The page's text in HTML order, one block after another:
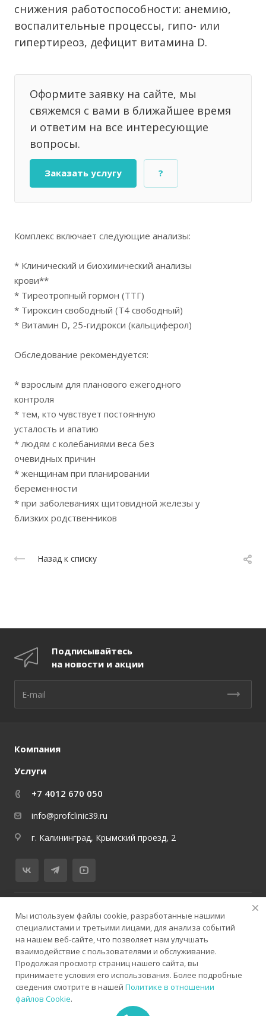
снижения работоспособности: анемию,
воспалительные процессы, гипо- или
гипертиреоз, дефицит витамина D.
Оформите заявку на сайте, мы
свяжемся с вами в ближайшее время
и ответим на все интересующие
вопросы.
Заказать услугу ?
Комплекс включает следующие анализы:
* Клинический и биохимический анализы
крови**
* Тиреотропный гормон (ТТГ)
* Тироксин свободный (Т4 свободный)
* Витамин D, 25-гидрокси (кальциферол)
Обследование рекомендуется:
* взрослым для планового ежегодного
контроля
* тем, кто чувствует постоянную
усталость и апатию
* людям с колебаниями веса без
очевидных причин
* женщинам при планировании
беременности
* при заболеваниях щитовидной железы у
близких родственников
Назад к списку
Подписывайтесь
на новости и акции
Компания
Услуги
+7 4012 670 050
info@profclinic39.ru
г. Калининград, Крымский проезд, 2
Политика конфиденциальности
Версия для слабовидящих
Карта сайта
ИМЕЮТСЯ ПРОТИВОПОКАЗАНИЯ. НЕОБХОДИМА
КОНСУЛЬТАЦИЯ СПЕЦИАЛИСТА
Мы используем файлы cookie, разработанные нашими
специалистами и третьими лицами, для анализа событий
на нашем веб-сайте, что позволяет нам улучшать
взаимодействие с пользователями и обслуживание.
Продолжая просмотр страниц нашего сайта, вы
принимаете условия его использования. Более подробные
сведения смотрите в нашей Политике в отношении
файлов Cookie.